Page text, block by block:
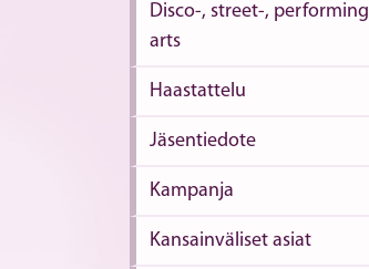
Disco-, street-, performing
arts
Haastattelu
Jäsentiedote
Kampanja
Kansainväliset asiat